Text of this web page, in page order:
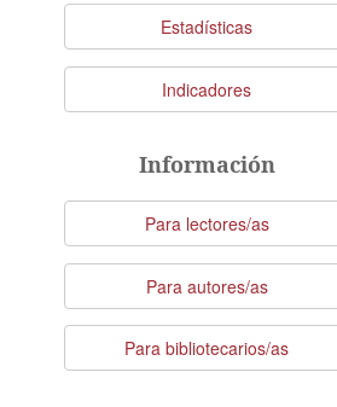
Estadísticas
Indicadores
Información
Para lectores/as
Para autores/as
Para bibliotecarios/as